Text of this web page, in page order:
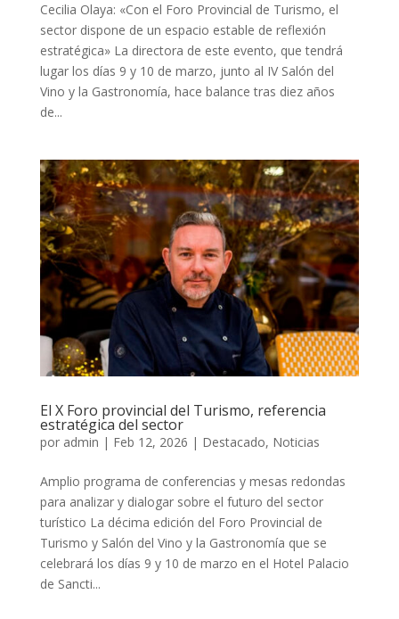
Cecilia Olaya: «Con el Foro Provincial de Turismo, el
sector dispone de un espacio estable de reflexión
estratégica» La directora de este evento, que tendrá
lugar los días 9 y 10 de marzo, junto al IV Salón del
Vino y la Gastronomía, hace balance tras diez años
de...
El X Foro provincial del Turismo, referencia
estratégica del sector
por admin | Feb 12, 2026 | Destacado, Noticias
Amplio programa de conferencias y mesas redondas
para analizar y dialogar sobre el futuro del sector
turístico La décima edición del Foro Provincial de
Turismo y Salón del Vino y la Gastronomía que se
celebrará los días 9 y 10 de marzo en el Hotel Palacio
de Sancti...